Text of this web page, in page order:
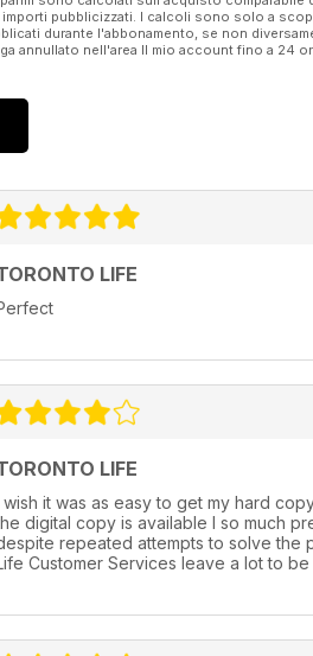
importi pubblicizzati. I calcoli sono solo a
durante l'abbonamento, se non
annullato nell'area Il mio account fino a 24
LIFE
LIFE
wish it was as easy to get my hard
digital copy is available I so much
repeated attempts to solve the
Customer Services leave a lot to be